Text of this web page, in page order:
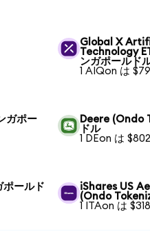
Global X
Technology
ンガポールド
1 AIQon は
ガポー
Deere (Ondo
ドル
1 DEon は
ールド
iShares US
(Ondo
1 ITAon は